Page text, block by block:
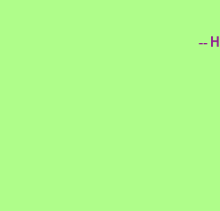
--